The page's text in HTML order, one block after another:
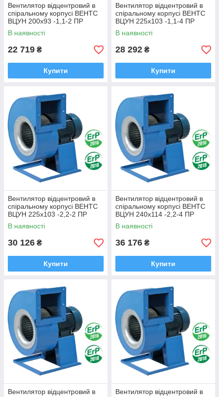
Вентилятор відцентровий в
спіральному корпусі ВЕНТС
ВЦУН 200х93 -1,1-2 ПР
В наявності
22 719 ₴
Купити
Вентилятор відцентровий в
спіральному корпусі ВЕНТС
ВЦУН 225х103 -1,1-4 ПР
В наявності
28 292 ₴
Купити
Вентилятор відцентровий в
спіральному корпусі ВЕНТС
ВЦУН 225х103 -2,2-2 ПР
В наявності
30 126 ₴
Купити
Вентилятор відцентровий в
спіральному корпусі ВЕНТС
ВЦУН 240х114 -2,2-4 ПР
В наявності
36 176 ₴
Купити
Вентилятор відцентровий в
Вентилятор відцентровий в